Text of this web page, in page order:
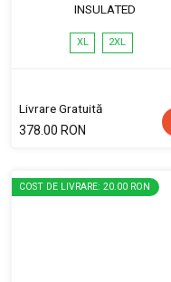
INSULATED
XL 2XL
Livrare Gratuită
378.00 RON
COST DE LIVRARE: 20.00 RON